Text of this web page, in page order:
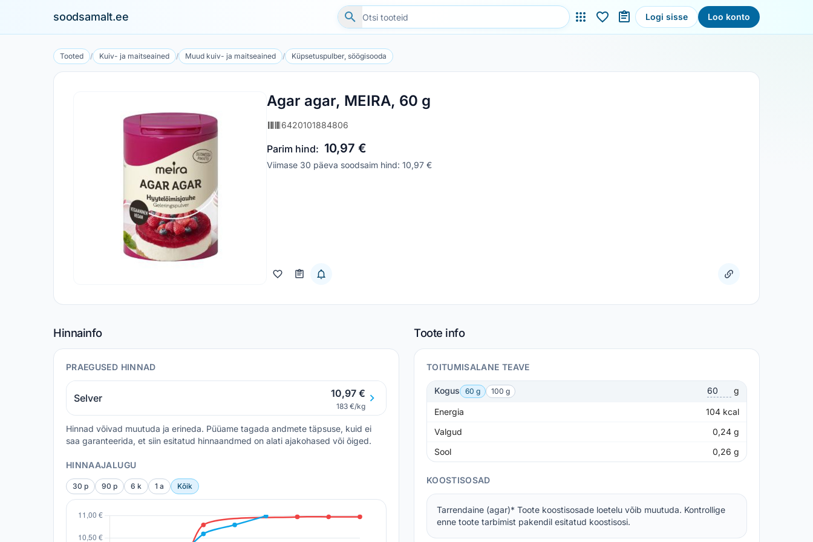
soodsamalt.ee Logi sisse Loo konto
Tooted / Kuiv- ja maitseained / Muud kuiv- ja maitseained / Küpsetuspulber, söögisooda
Agar agar, MEIRA, 60 g
6420101884806
Parim hind: 10,97 €
Viimase 30 päeva soodsaim hind: 10,97 €
Hinnainfo
PRAEGUSED HINNAD
Selver 10,97 €
183 €/kg
Hinnad võivad muutuda ja erineda. Püüame tagada andmete täpsuse, kuid ei
saa garanteerida, et siin esitatud hinnaandmed on alati ajakohased või õiged.
HINNAAJALUGU
30 p 90 p 6 k 1 a Kõik
Toote info
TOITUMISALANE TEAVE
Kogus 60 g 100 g g
Energia 104 kcal
Valgud
0,24 g
Sool
0,26 g
KOOSTISOSAD
Tarrendaine (agar)* Toote koostisosade loetelu võib muutuda. Kontrollige
enne toote tarbimist pakendil esitatud koostisosi.